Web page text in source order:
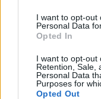
I want to opt-out
Personal Data
Opted In
I want to opt-out
Retention, Sale,
Personal Data
Purposes for
Opted Out
a Portobello
és megszületett a
oldalunkon
GALÉRIA